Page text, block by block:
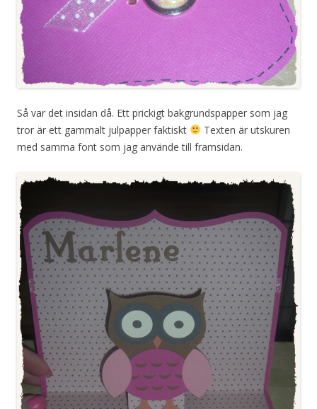
Så var det insidan då. Ett prickigt bakgrundspapper som jag
tror är ett gammalt julpapper faktiskt
Texten är utskuren
med samma font som jag använde till framsidan.